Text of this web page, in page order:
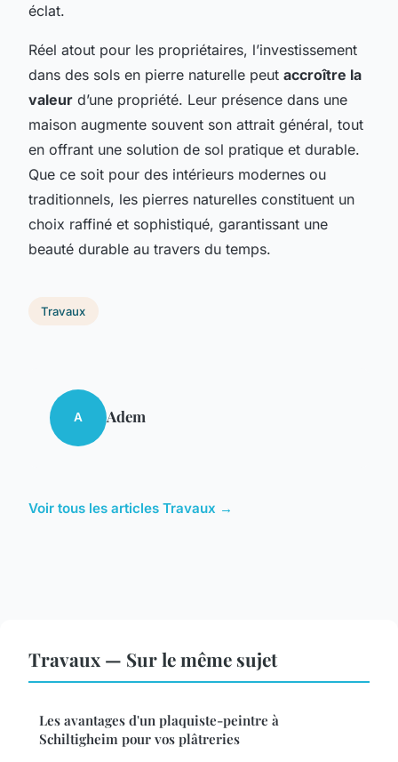
éclat.
Réel atout pour les propriétaires, l’investissement
dans des sols en pierre naturelle peut accroître la
valeur d’une propriété. Leur présence dans une
maison augmente souvent son attrait général, tout
en offrant une solution de sol pratique et durable.
Que ce soit pour des intérieurs modernes ou
traditionnels, les pierres naturelles constituent un
choix raffiné et sophistiqué, garantissant une
beauté durable au travers du temps.
Travaux
A Adem
Voir tous les articles Travaux →
Travaux — Sur le même sujet
Les avantages d'un plaquiste-peintre à
Schiltigheim pour vos plâtreries